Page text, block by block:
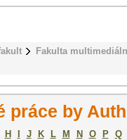
Fakulta
práce by
H J K L M N O P
Q